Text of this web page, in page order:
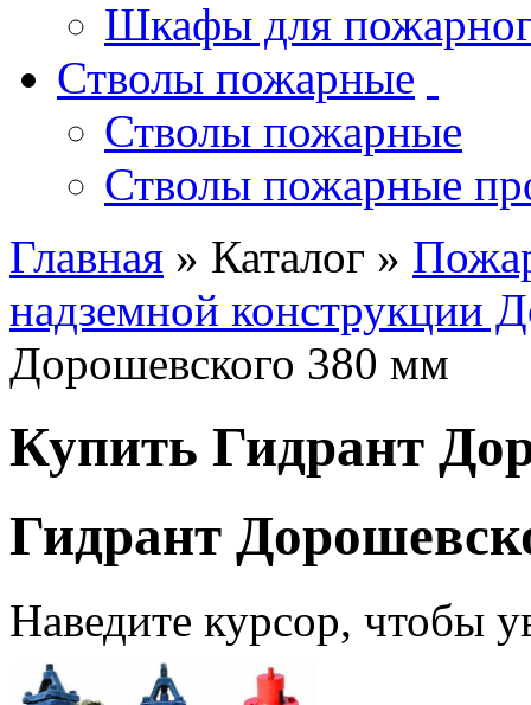
Шкафы для
Стволы пожарные
Стволы пожарные
Стволы пожарные
Главная » Каталог »
надземной конструкции
Дорошевского 380 мм
Купить Гидрант
Гидрант
Наведите курсор, чтобы